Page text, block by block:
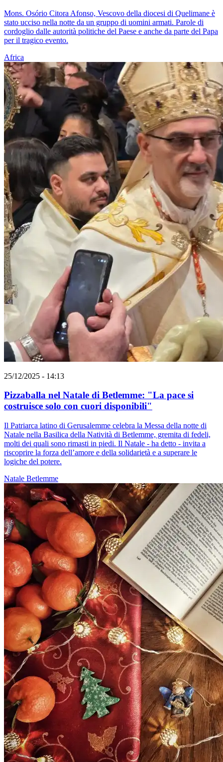
Mons. Osório Citora Afonso, Vescovo della diocesi di Quelimane è
stato ucciso nella notte da un gruppo di uomini armati. Parole di
cordoglio dalle autorità politiche del Paese e anche da parte del Papa
per il tragico evento.
Africa
25/12/2025 - 14:13
Pizzaballa nel Natale di Betlemme: "La pace si
costruisce solo con cuori disponibili"
Il Patriarca latino di Gerusalemme celebra la Messa della notte di
Natale nella Basilica della Natività di Betlemme, gremita di fedeli,
molti dei quali sono rimasti in piedi. Il Natale - ha detto - invita a
riscoprire la forza dell’amore e della solidarietà e a superare le
logiche del potere.
Natale Betlemme